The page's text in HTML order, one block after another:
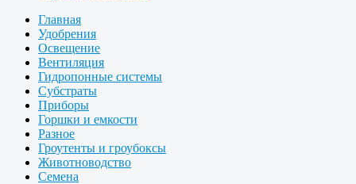
Главная
Удобрения
Освещение
Вентиляция
Гидропонные системы
Субстраты
Приборы
Горшки и емкости
Разное
Гроутенты и гроубоксы
Животноводство
Семена